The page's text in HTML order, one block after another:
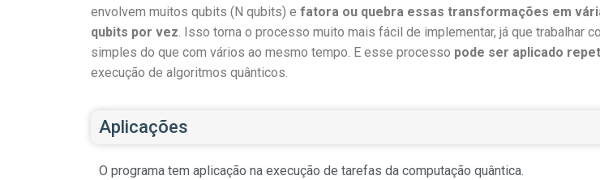
envolvem muitos qubits (N qubits) e fatora ou quebra essas transformações em
qubits por vez . Isso torna o processo muito mais fácil de implementar, já que trabalhar
simples do que com vários ao mesmo tempo. E esse processo pode ser aplicado
execução de algoritmos quânticos.
Aplicações
O programa tem aplicação na execução de tarefas da computação quântica.